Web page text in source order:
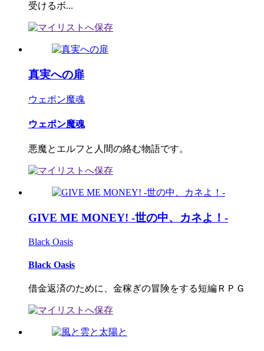
受けるボ...
真実への扉
ウェポン魔魂
ウェポン魔魂
悪魔とエルフと人間の絡む物語です。
GIVE ME MONEY! -世の中、カネよ！-
Black Oasis
Black Oasis
借金返済のために、金稼ぎの冒険をする短編ＲＰＧ